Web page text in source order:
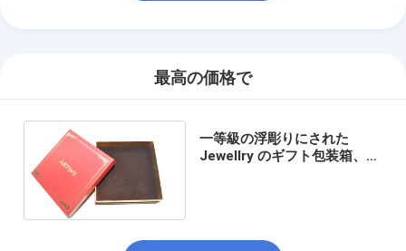
最高の価格で
一等級の浮彫りにされた
Jewellry のギフト包装箱、泡